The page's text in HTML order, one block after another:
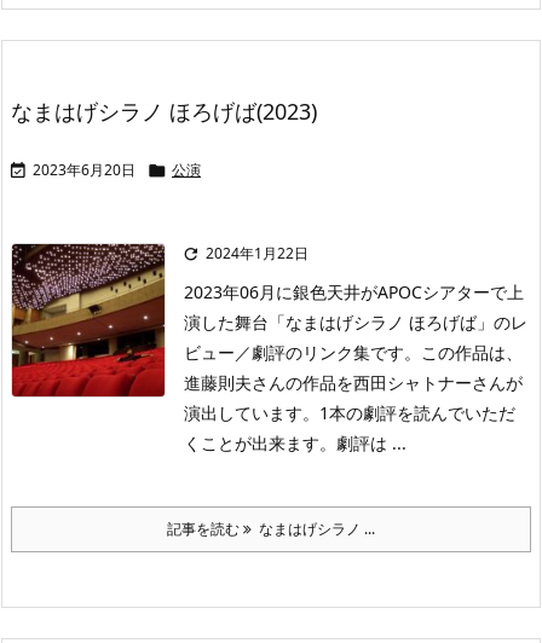
なまはげシラノ ほろげば(2023)
 2023年6月20日  公演
 2024年1月22日
2023年06月に銀色天井がAPOCシアターで上
演した舞台「なまはげシラノ ほろげば」のレ
ビュー／劇評のリンク集です。この作品は、
進藤則夫さんの作品を西田シャトナーさんが
演出しています。1本の劇評を読んでいただ
くことが出来ます。劇評は ...
記事を読む なまはげシラノ ...